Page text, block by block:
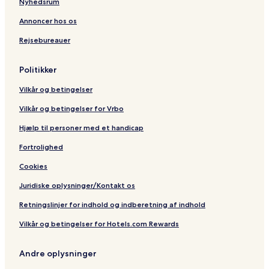
i
o
e
d
r
i
o
i
n
Annoncer hos os
Rejsebureauer
Politikker
Vilkår og betingelser
Vilkår og betingelser for Vrbo
Hjælp til personer med et handicap
Fortrolighed
Cookies
Juridiske oplysninger/Kontakt os
Retningslinjer for indhold og indberetning af indhold
Vilkår og betingelser for Hotels.com Rewards
Andre oplysninger